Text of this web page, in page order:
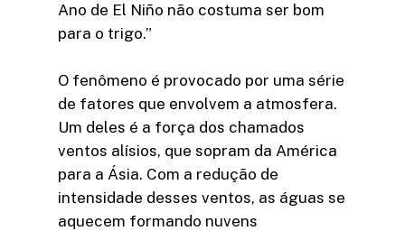
Ano de El Niño não costuma ser bom
para o trigo.”
O fenômeno é provocado por uma série
de fatores que envolvem a atmosfera.
Um deles é a força dos chamados
ventos alísios, que sopram da América
para a Ásia. Com a redução de
intensidade desses ventos, as águas se
aquecem formando nuvens